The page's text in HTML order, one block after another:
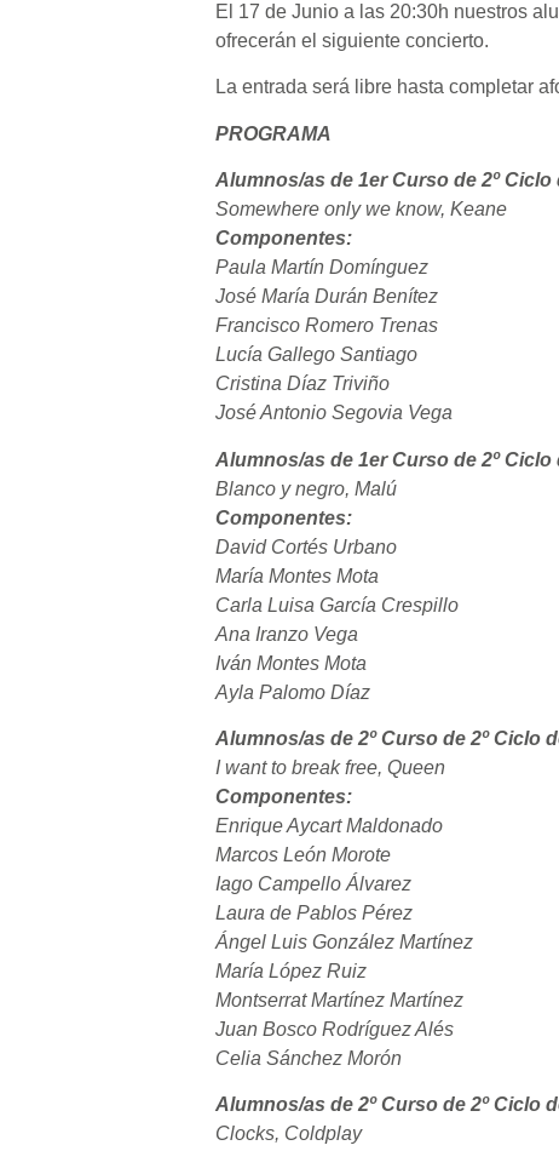
El 17 de Junio a las 20:30h nuestros
ofrecerán el siguiente concierto.
La entrada será libre hasta completar
PROGRAMA
Alumnos/as de 1er Curso de 2º Ciclo
Somewhere only we know, Keane
Componentes:
Paula Martín Domínguez
José María Durán Benítez
Francisco Romero Trenas
Lucía Gallego Santiago
Cristina Díaz Triviño
José Antonio Segovia Vega
Alumnos/as de 1er Curso de 2º Ciclo
Blanco y negro, Malú
Componentes:
David Cortés Urbano
María Montes Mota
Carla Luisa García Crespillo
Ana Iranzo Vega
Iván Montes Mota
Ayla Palomo Díaz
Alumnos/as de 2º Curso de 2º Ciclo
I want to break free, Queen
Componentes:
Enrique Aycart Maldonado
Marcos León Morote
Iago Campello Álvarez
Laura de Pablos Pérez
Ángel Luis González Martínez
María López Ruiz
Montserrat Martínez Martínez
Juan Bosco Rodríguez Alés
Celia Sánchez Morón
Alumnos/as de 2º Curso de 2º Ciclo
Clocks, Coldplay